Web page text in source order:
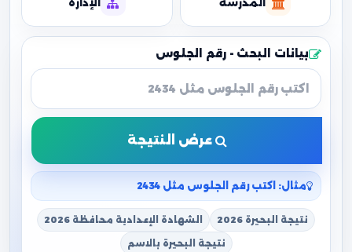
المدرسة الإدارة
بيانات البحث - رقم الجلوس
عرض النتيجة
مثال: اكتب رقم الجلوس مثل 2434
نتيجة البحيرة 2026 الشهادة الإعدادية محافظة 2026
نتيجة البحيرة بالاسم